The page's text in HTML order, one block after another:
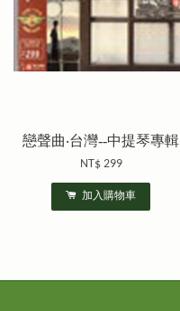
戀聲曲‧台灣--中提琴專輯
NT$ 299
加入購物車